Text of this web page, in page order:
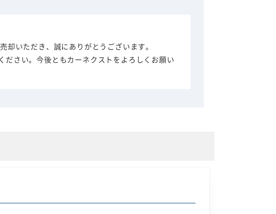
却いただき、誠にありがとうございます。
ださい。今後ともカーネクストをよろしくお願い